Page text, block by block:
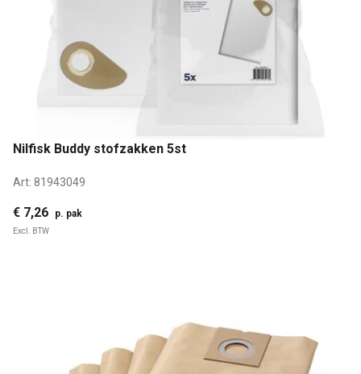
Nilfisk Buddy stofzakken 5st
Art: 81943049
€ 7,26 p. pak
Excl. BTW